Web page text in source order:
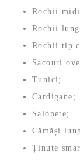
Rochii
Rochii
Rochii tip
Sacouri
Tunici;
Cardigane;
Salopete;
Cămăși
Ținute